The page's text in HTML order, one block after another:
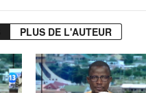
PLUS DE L'AUTEUR